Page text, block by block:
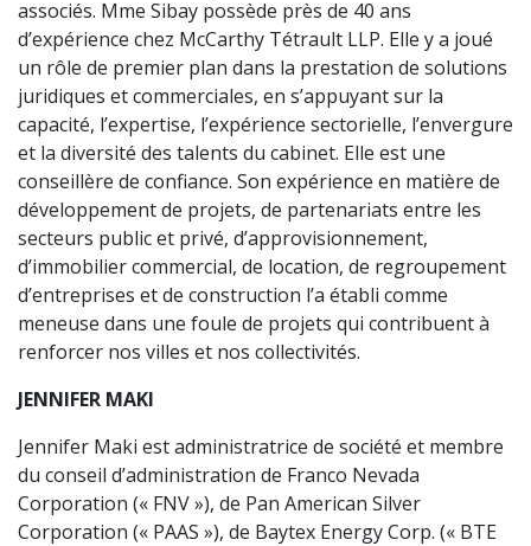
associés. Mme Sibay possède près de 40 ans
d’expérience chez McCarthy Tétrault LLP. Elle y a joué
un rôle de premier plan dans la prestation de solutions
juridiques et commerciales, en s’appuyant sur la
capacité, l’expertise, l’expérience sectorielle, l’envergure
et la diversité des talents du cabinet. Elle est une
conseillère de confiance. Son expérience en matière de
développement de projets, de partenariats entre les
secteurs public et privé, d’approvisionnement,
d’immobilier commercial, de location, de regroupement
d’entreprises et de construction l’a établi comme
meneuse dans une foule de projets qui contribuent à
renforcer nos villes et nos collectivités.
JENNIFER MAKI
Jennifer Maki est administratrice de société et membre
du conseil d’administration de Franco Nevada
Corporation (« FNV »), de Pan American Silver
Corporation (« PAAS »), de Baytex Energy Corp. (« BTE